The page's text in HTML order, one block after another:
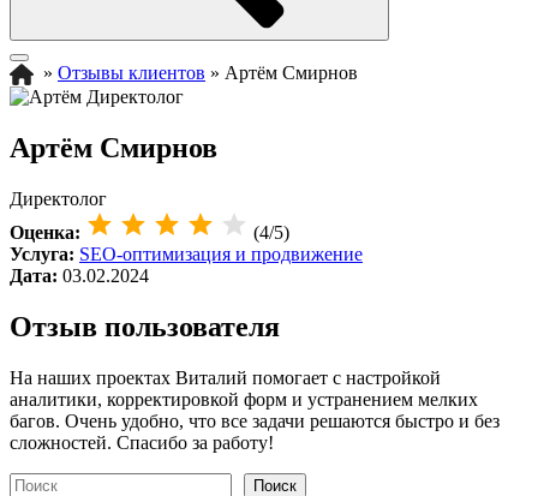
» Отзывы клиентов » Артём Смирнов
Артём Смирнов
Директолог
Оценка:
(4/5)
Услуга: SEO-оптимизация и продвижение
Дата: 03.02.2024
Отзыв пользователя
На наших проектах Виталий помогает с настройкой
аналитики, корректировкой форм и устранением мелких
багов. Очень удобно, что все задачи решаются быстро и без
сложностей. Спасибо за работу!
Поиск
Поиск